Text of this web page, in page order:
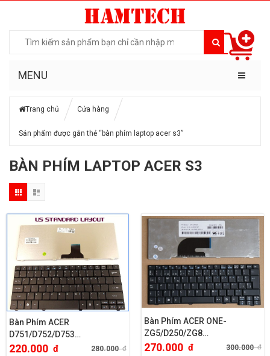
MENU
Trang chủ Cửa hàng
Sản phẩm được gắn thẻ “bàn phím laptop acer s3”
BÀN PHÍM LAPTOP ACER S3
Bàn Phím ACER
D751/D752/D753…
220.000 đ 280.000đ
Bàn Phím ACER ONE-
ZG5/D250/ZG8…
270.000 đ 300.000đ